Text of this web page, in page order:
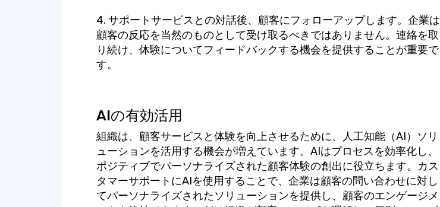
4. サポートサービスとの対話後、顧客にフォローアップします。企業は
顧客の反応を当然のものとして受け取るべきではありません。連絡を取
り続け、体験についてフィードバックする機会を提供することが重要で
す。
AIの有効活用
組織は、顧客サービスと体験を向上させるために、人工知能（AI）ソリ
ューションを活用する機会が増えています。AIはプロセスを効率化し、
ポジティブでパーソナライズされた顧客体験の創出に役立ちます。カス
タマーサポートにAIを使用することで、企業は顧客の問い合わせに対し
てパーソナライズされたソリューションを提供し、顧客のエンゲージメ